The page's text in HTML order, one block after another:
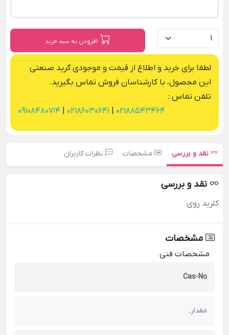
افزودن به سبد خرید
لطفا برای خرید و اطلاع از قیمت و موجودی گرید صنعتی
این محصول، با کارشناسان فروش تماس بگیرید.
تلفن تماس :
02188543464
02186030641
09108480714
نقد و بررسی مشخصات نظرات کاربران
نقد و بررسی
کلرید روی
مشخصات
مشخصات فنی
Cas-No
مقدار,